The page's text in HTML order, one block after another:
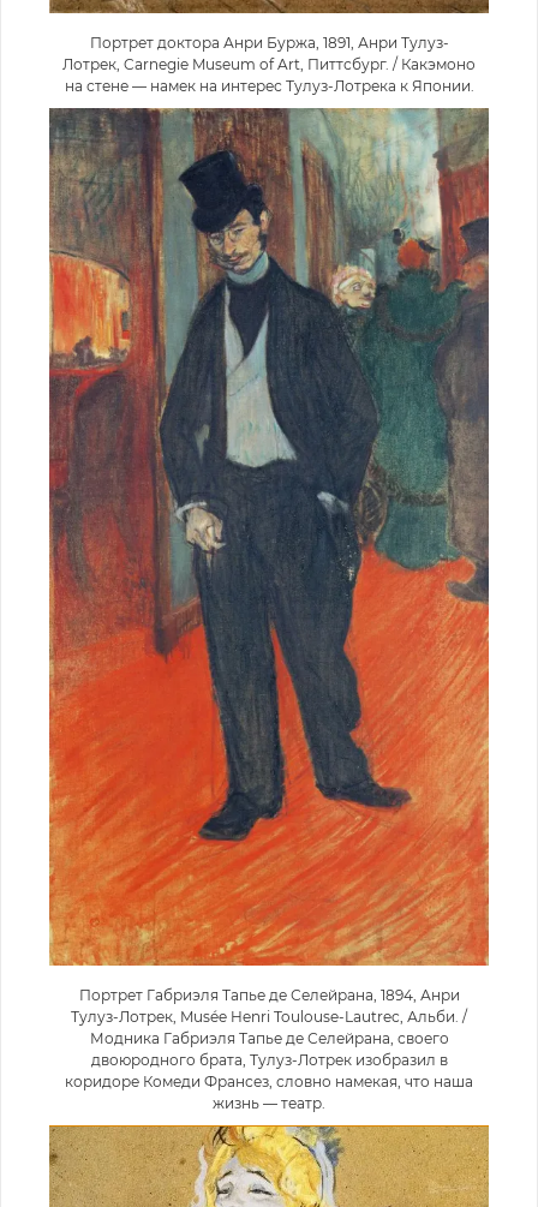
Портрет доктора Анри Буржа, 1891, Анри Тулуз-
Лотрек, Carnegie Museum of Art, Питтсбург. / Какэмоно
на стене — намек на интерес Тулуз-Лотрека к Японии.
Портрет Габриэля Тапье де Селейрана, 1894, Анри
Тулуз-Лотрек, Musée Henri Toulouse-Lautrec, Альби. /
Модника Габриэля Тапье де Селейрана, своего
двоюродного брата, Тулуз-Лотрек изобразил в
коридоре Комеди Франсез, словно намекая, что наша
жизнь — театр.